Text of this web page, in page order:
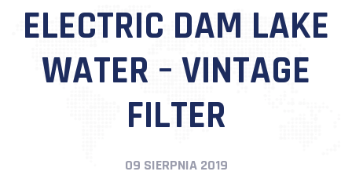
ELECTRIC DAM LAKE
WATER – VINTAGE
FILTER
09 SIERPNIA 2019